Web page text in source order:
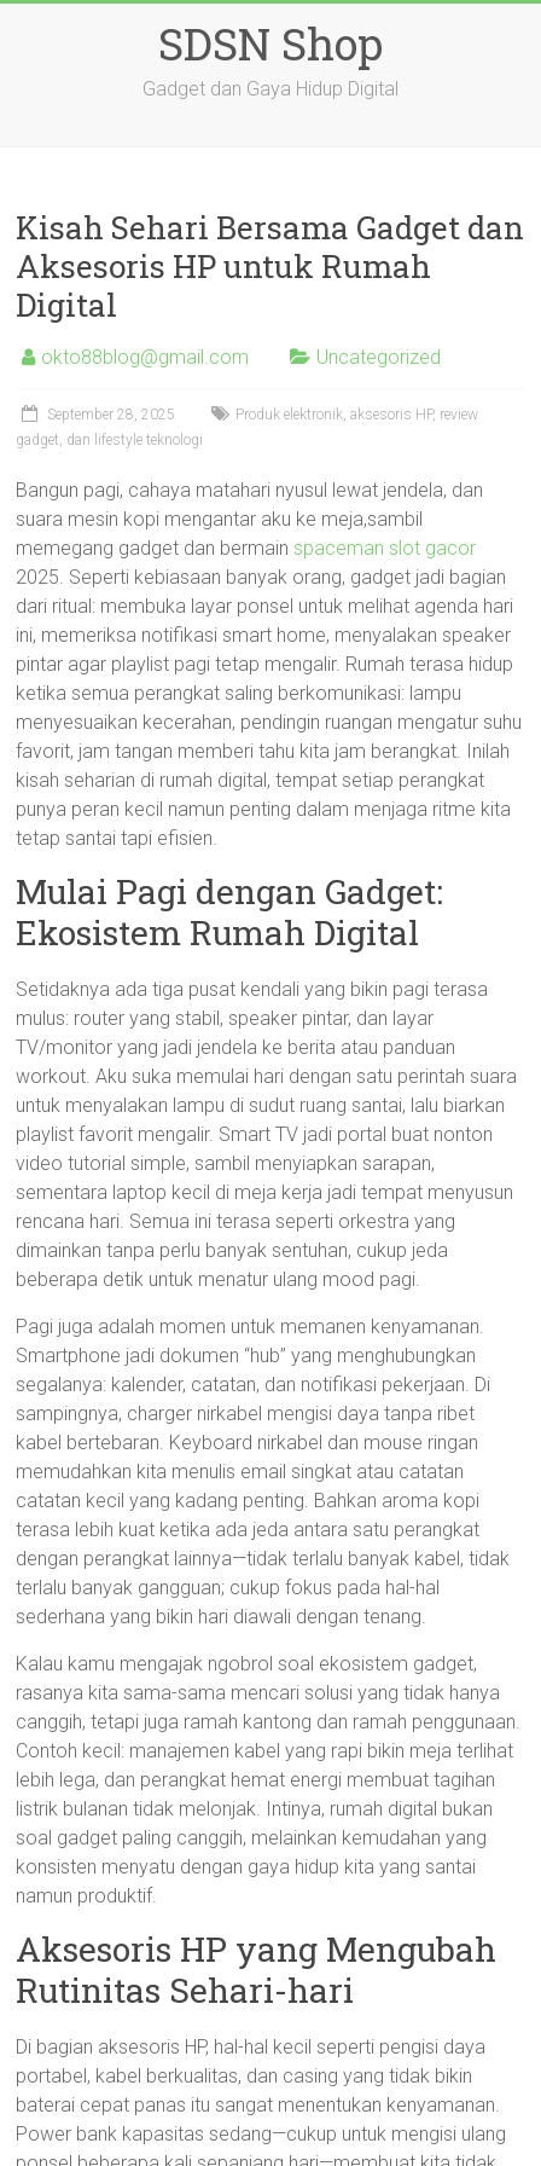
SDSN Shop
Gadget dan Gaya Hidup Digital
Kisah Sehari Bersama Gadget dan
Aksesoris HP untuk Rumah
Digital
okto88blog@gmail.com Uncategorized
September 28, 2025
Produk elektronik, aksesoris HP, review
gadget, dan lifestyle teknologi
Bangun pagi, cahaya matahari nyusul lewat jendela, dan
suara mesin kopi mengantar aku ke meja,sambil
memegang gadget dan bermain spaceman slot gacor
2025. Seperti kebiasaan banyak orang, gadget jadi bagian
dari ritual: membuka layar ponsel untuk melihat agenda hari
ini, memeriksa notifikasi smart home, menyalakan speaker
pintar agar playlist pagi tetap mengalir. Rumah terasa hidup
ketika semua perangkat saling berkomunikasi: lampu
menyesuaikan kecerahan, pendingin ruangan mengatur suhu
favorit, jam tangan memberi tahu kita jam berangkat. Inilah
kisah seharian di rumah digital, tempat setiap perangkat
punya peran kecil namun penting dalam menjaga ritme kita
tetap santai tapi efisien.
Mulai Pagi dengan Gadget:
Ekosistem Rumah Digital
Setidaknya ada tiga pusat kendali yang bikin pagi terasa
mulus: router yang stabil, speaker pintar, dan layar
TV/monitor yang jadi jendela ke berita atau panduan
workout. Aku suka memulai hari dengan satu perintah suara
untuk menyalakan lampu di sudut ruang santai, lalu biarkan
playlist favorit mengalir. Smart TV jadi portal buat nonton
video tutorial simple, sambil menyiapkan sarapan,
sementara laptop kecil di meja kerja jadi tempat menyusun
rencana hari. Semua ini terasa seperti orkestra yang
dimainkan tanpa perlu banyak sentuhan, cukup jeda
beberapa detik untuk menatur ulang mood pagi.
Pagi juga adalah momen untuk memanen kenyamanan.
Smartphone jadi dokumen “hub” yang menghubungkan
segalanya: kalender, catatan, dan notifikasi pekerjaan. Di
sampingnya, charger nirkabel mengisi daya tanpa ribet
kabel bertebaran. Keyboard nirkabel dan mouse ringan
memudahkan kita menulis email singkat atau catatan
catatan kecil yang kadang penting. Bahkan aroma kopi
terasa lebih kuat ketika ada jeda antara satu perangkat
dengan perangkat lainnya—tidak terlalu banyak kabel, tidak
terlalu banyak gangguan; cukup fokus pada hal-hal
sederhana yang bikin hari diawali dengan tenang.
Kalau kamu mengajak ngobrol soal ekosistem gadget,
rasanya kita sama-sama mencari solusi yang tidak hanya
canggih, tetapi juga ramah kantong dan ramah penggunaan.
Contoh kecil: manajemen kabel yang rapi bikin meja terlihat
lebih lega, dan perangkat hemat energi membuat tagihan
listrik bulanan tidak melonjak. Intinya, rumah digital bukan
soal gadget paling canggih, melainkan kemudahan yang
konsisten menyatu dengan gaya hidup kita yang santai
namun produktif.
Aksesoris HP yang Mengubah
Rutinitas Sehari-hari
Di bagian aksesoris HP, hal-hal kecil seperti pengisi daya
portabel, kabel berkualitas, dan casing yang tidak bikin
baterai cepat panas itu sangat menentukan kenyamanan.
Power bank kapasitas sedang—cukup untuk mengisi ulang